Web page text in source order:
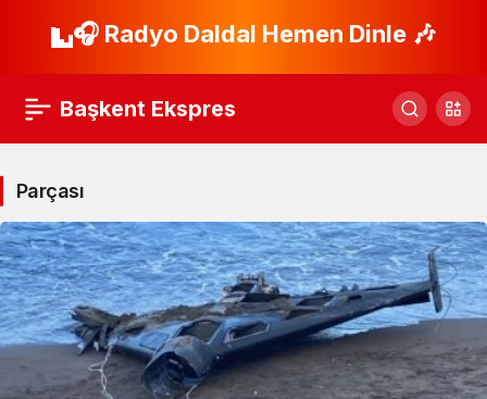
🎧 Radyo Daldal Hemen Dinle 🎶
Başkent Ekspres
Parçası